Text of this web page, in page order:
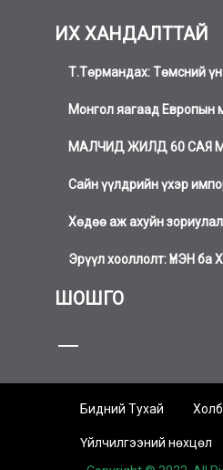
ИХ ХАНДАЛТТАЙ
Т.Төрмандах: Төмсний
Монгол яагаад Европын
МАЛЧИД ЖИЛД 60 САЯ
Сайн үүлдрийн үхэр
Хөдөө аж ахуйн
Эрүүл хооллолт: ҮНЭН ба
ШОШГО
Бидний Тухай
Үйлчилгээний нөхцөл